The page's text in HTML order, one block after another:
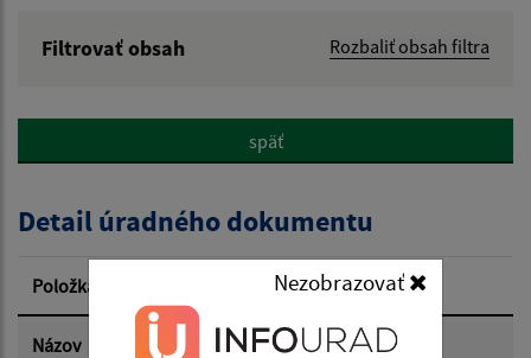
Nezobrazovať
Filtrovať obsah Rozbaliť obsah filtra
Popis:
Dátum zverejnenia od:
Dátum zverejnenia do:
späť
Detail úradného dokumentu
Položka
Názov Zápisnica z OZ 28.09.2023